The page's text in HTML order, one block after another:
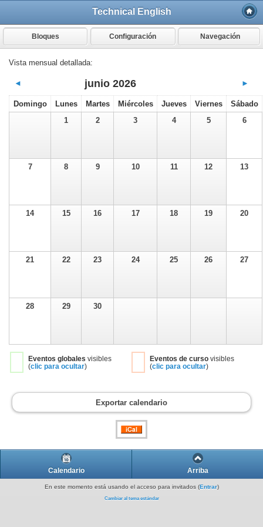
Technical English
Bloques Configuración Navegación
Vista mensual detallada:
◄ junio 2026 ►
Domingo Lunes Martes Miércoles Jueves Viernes
Sábado
1
2 3 4 5 6
7 8 9 10 11 12 13
14 15 16 17 18 19 20
21 22 23 24 25 26 27
28 29 30
Eventos globales visibles
(clic para ocultar)
Eventos de cursovisibles
(clic para ocultar)
Exportar calendario
Calendario Arriba
En este momento está usando el acceso para invitados (Entrar)
Cambiar al tema estándar